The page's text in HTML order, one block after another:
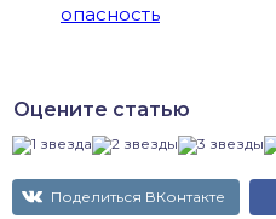
опасность
Оцените статью
Поделиться ВКонтакте